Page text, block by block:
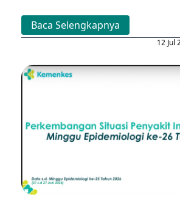
Baca Selengkapnya
12 Jul